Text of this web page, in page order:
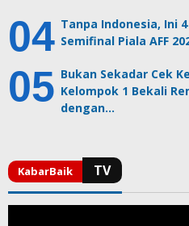
Tanpa Indonesia, Ini
Semifinal Piala AFF
Bukan Sekadar Cek
Kelompok 1 Bekali
dengan…